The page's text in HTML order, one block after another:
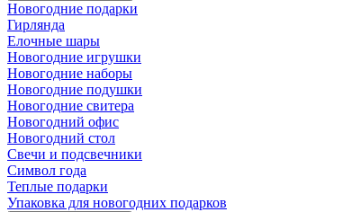
Новогодние подарки
Гирлянда
Елочные шары
Новогодние игрушки
Новогодние наборы
Новогодние подушки
Новогодние свитера
Новогодний офис
Новогодний стол
Свечи и подсвечники
Символ года
Теплые подарки
Упаковка для новогодних подарков